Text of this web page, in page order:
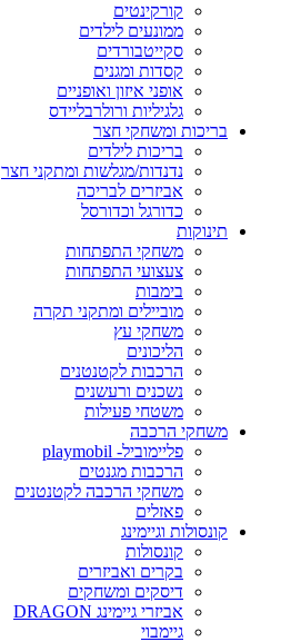
קורקינטים
ממונעים לילדים
סקייטבורדים
קסדות ומגנים
אופני איזון ואופניים
גלגיליות ורולרבליידס
בריכות ומשחקי חצר
בריכות לילדים
נדנדות/מגלשות ומתקני חצר
אביזרים לבריכה
כדורגל וכדורסל
תינוקות
משחקי התפתחות
צעצועי התפתחות
בימבות
מוביילים ומתקני תקרה
משחקי עץ
הליכונים
הרכבות לקטנטנים
נשכנים ורעשנים
משטחי פעילות
משחקי הרכבה
פליימוביל- playmobil
הרכבות מגנטים
משחקי הרכבה לקטנטנים
פאזלים
קונסולות וגיימינג
קונסולות
בקרים ואביזרים
דיסקים ומשחקים
אביזרי גיימינג DRAGON
גיימבוי